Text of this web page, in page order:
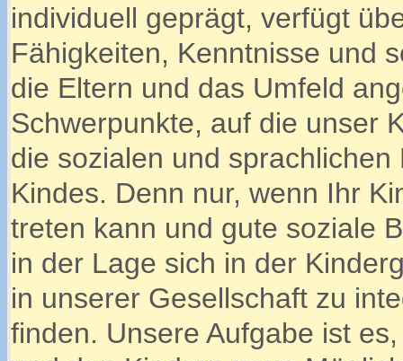
individuell geprägt, verfügt
Fähigkeiten, Kenntnisse und
die Eltern und das Umfeld
Schwerpunkte, auf die unser
die sozialen und
Kindes. Denn nur, wenn Ihr
treten kann und gute soziale
in der Lage sich in der
in unserer Gesellschaft zu
finden. Unsere Aufgabe ist